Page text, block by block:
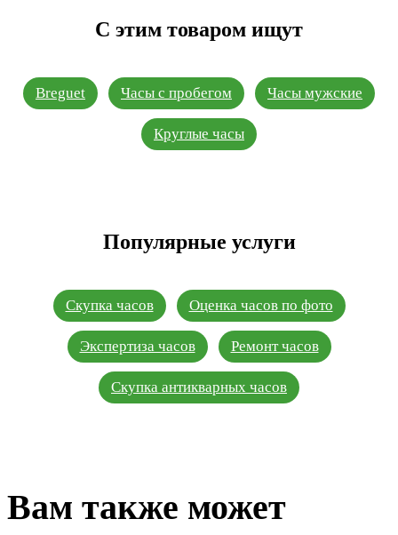
С этим товаром ищут
Breguet Часы с пробегом Часы мужские
Круглые часы
Популярные услуги
Скупка часов Оценка часов по фото
Экспертиза часов Ремонт часов
Скупка антикварных часов
Вам также может